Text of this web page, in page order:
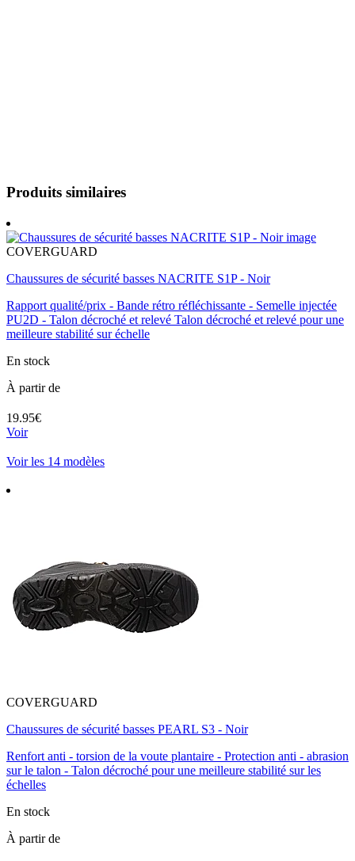
Produits similaires
COVERGUARD
Chaussures de sécurité basses NACRITE S1P - Noir
Rapport qualité/prix - Bande rétro réfléchissante - Semelle injectée
PU2D - Talon décroché et relevé Talon décroché et relevé pour une
meilleure stabilité sur échelle
En stock
À partir de
19.95€
Voir
Voir les 14 modèles
COVERGUARD
Chaussures de sécurité basses PEARL S3 - Noir
Renfort anti - torsion de la voute plantaire - Protection anti - abrasion
sur le talon - Talon décroché pour une meilleure stabilité sur les
échelles
En stock
À partir de